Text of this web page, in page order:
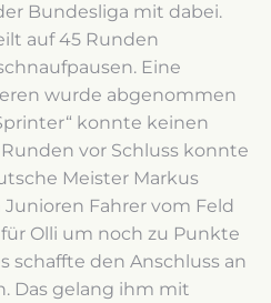
Bundesliga mit dabei.
auf 45 Runden
Eine
wurde abgenommen
konnte keinen
vor Schluss konnte
Meister Markus
Fahrer vom Feld
Olli um noch zu Punkte
schaffte den Anschluss an
Das gelang ihm mit